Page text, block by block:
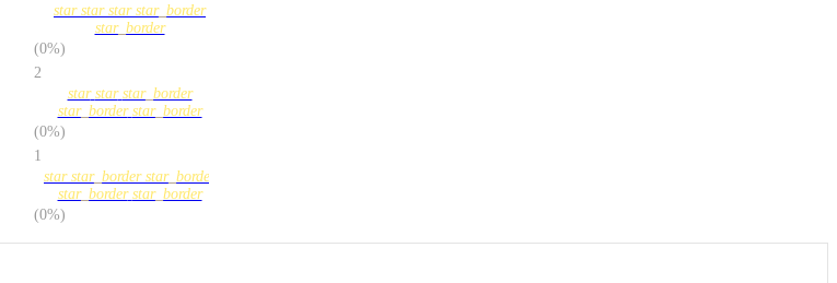
star star star star_border
star_border
(0%)
2
star star star_border
star_border star_border
(0%)
1
star star_border star_border
star_border star_border
(0%)